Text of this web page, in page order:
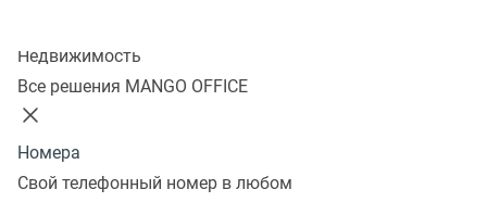
Недвижимость
Все решения MANGO OFFICE
Номера
Свой телефонный номер в любом
чтобы связаться с ней
покупателей ожидают от компании, что она будет